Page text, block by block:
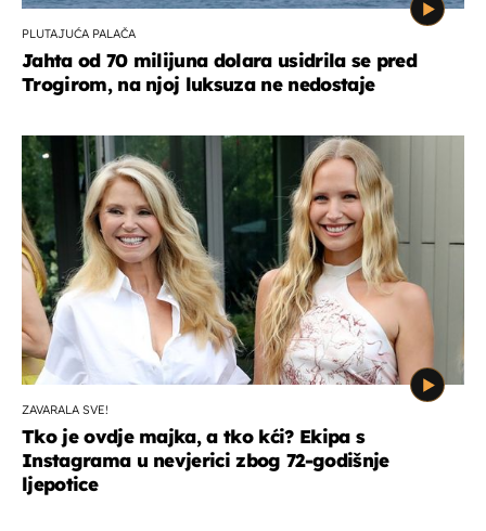
PLUTAJUĆA PALAČA
Jahta od 70 milijuna dolara usidrila se pred
Trogirom, na njoj luksuza ne nedostaje
ZAVARALA SVE!
Tko je ovdje majka, a tko kći? Ekipa s
Instagrama u nevjerici zbog 72-godišnje
ljepotice